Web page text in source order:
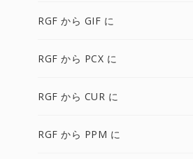
RGF から GIF に
RGF から PCX に
RGF から CUR に
RGF から PPM に